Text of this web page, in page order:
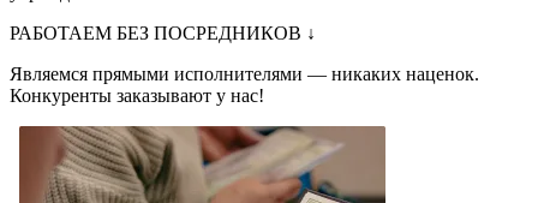
РАБОТАЕМ БЕЗ ПОСРЕДНИКОВ ↓
Являемся прямыми исполнителями — никаких наценок.
Конкуренты заказывают у нас!